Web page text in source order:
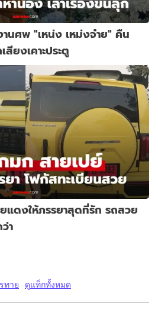
นศพ "เหน่ง เหม่งจ๋าย" คืน
สียงเคาะประตู
แดงให้ภรรยาสุดที่รัก รถสวย
า
ทาย ดูแท็กทั้งหมด